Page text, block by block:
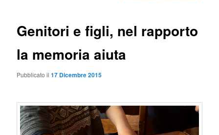
Genitori e figli, nel rapporto
la memoria aiuta
Pubblicato il17 Dicembre 2015